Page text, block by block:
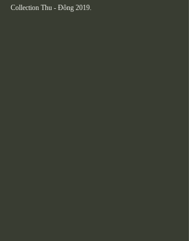
Collection Thu - Đông 2019.